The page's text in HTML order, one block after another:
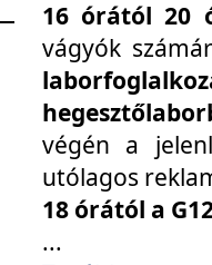
16 órától 20
vágyók
végén a
utólagos
18 órától a
...